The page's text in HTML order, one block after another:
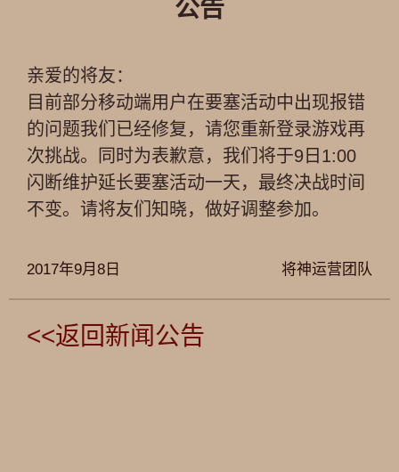
公告
亲爱的将友：
目前部分移动端用户在要塞活动中出现报错
的问题我们已经修复，请您重新登录游戏再
次挑战。同时为表歉意，我们将于9日1:00
闪断维护延长要塞活动一天，最终决战时间
不变。请将友们知晓，做好调整参加。
将神运营团队
2017年9月8日
<<返回新闻公告